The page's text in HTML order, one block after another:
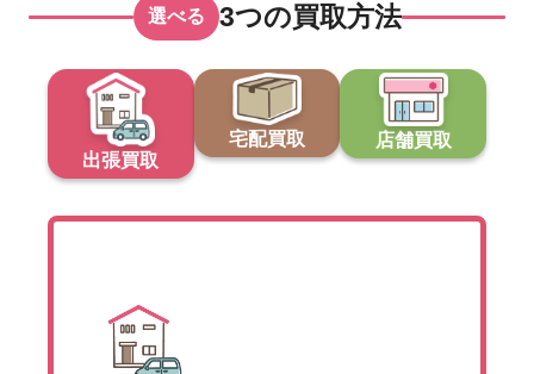
選べる 3つの買取方法
出張買取
宅配買取 店舗買取